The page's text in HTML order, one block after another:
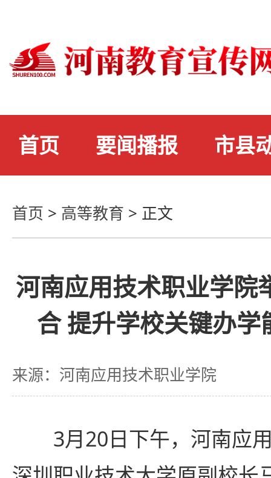
首页 要闻播报 市县
首页 > 高等教育 > 正文
河南应用技术职业学院
合 提升学校关键办学
来源：河南应用技术职业学院
3月20日下午，河南应